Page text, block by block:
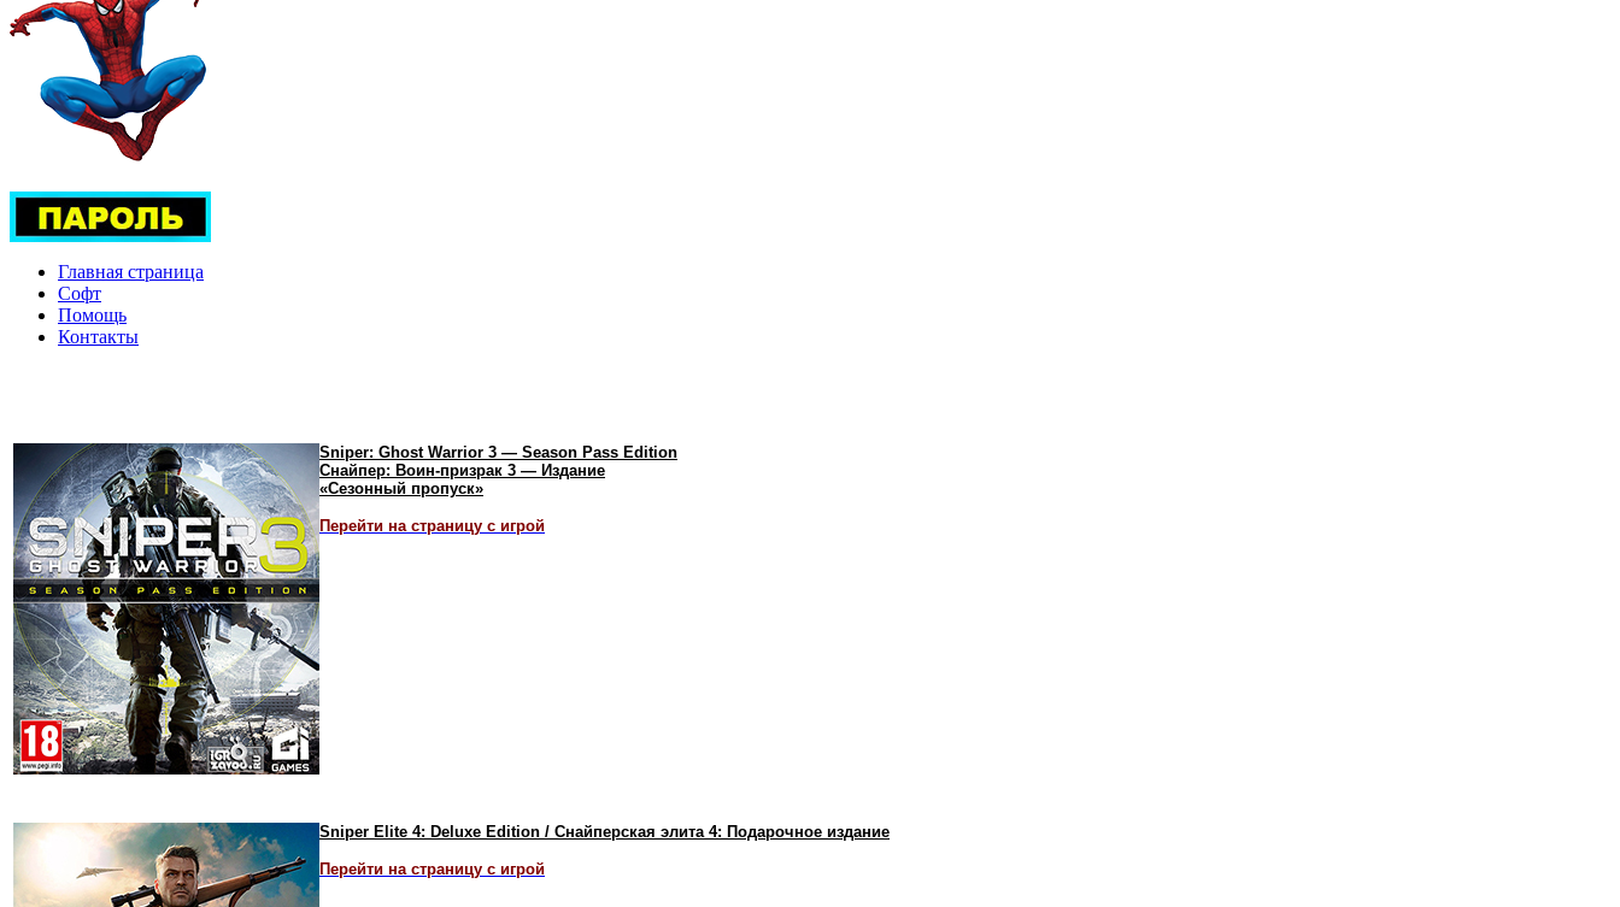
Главная страница
Софт
Помощь
Контакты
Sniper: Ghost Warrior 3 — Season Pass Edition
Снайпер: Воин-призрак 3 — Издание
«Сезонный пропуск»
Перейти на страницу с игрой
Sniper Elite 4: Deluxe Edition / Снайперская элита 4: Подарочное издание
Перейти на страницу с игрой